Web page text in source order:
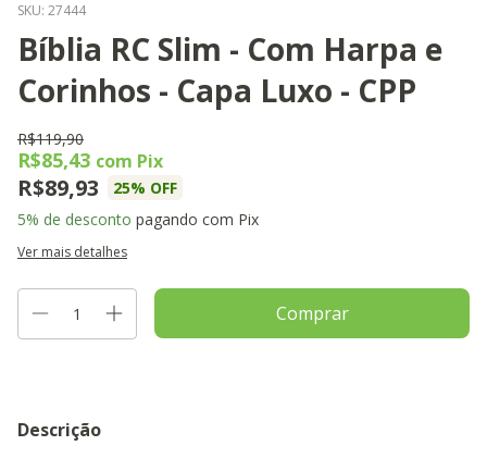
SKU: 27444
Bíblia RC Slim - Com Harpa e
Corinhos - Capa Luxo - CPP
R$119,90
R$89,93 25% OFF
R$85,43 com Pix
5% de desconto pagando com Pix
Ver mais detalhes
Descrição